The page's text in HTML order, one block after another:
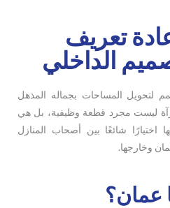
تعريف
الداخلي
لتحويل المساحات بجماله المذهل
ليست مجرد قطعة وظيفية، بل هي
اختيارًا شائعًا بين أصحاب المنازل
وخارجها.
عمان؟